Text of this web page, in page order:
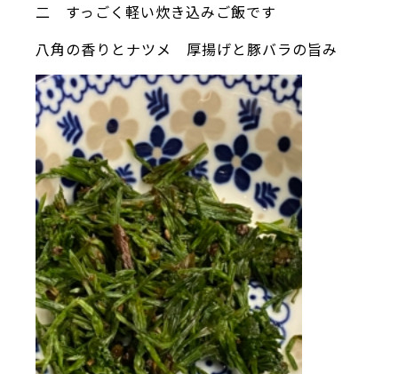
二 すっごく軽い炊き込みご飯です
八角の香りとナツメ 厚揚げと豚バラの旨み